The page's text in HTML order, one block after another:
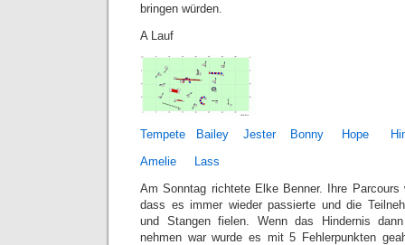
bringen würden.
A Lauf
Tempete Bailey Jester Bonny Hope
Amelie
Lass
Am Sonntag richtete Elke Benner. Ihre
dass es immer wieder passierte und die
und Stangen fielen. Wenn das Hindernis
nehmen war wurde es mit 5 Fehlerpunkten